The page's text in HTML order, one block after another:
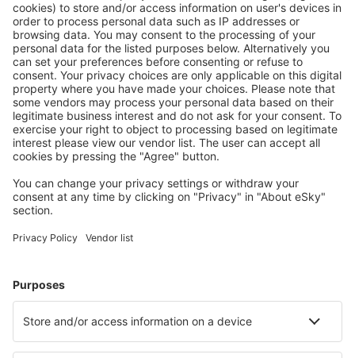
Caută rapid şi uşor
Ofertă adaptată aşteptărilor tale.
Planifică ȋn siguranţă
Rezervare fără griji cu opțiune gratuită de anulare.
Economiseşte mai mult
Prețuri atractive și oferte speciale pentru utilizatorii
conectați.
Cazarea preferată
Cele mai căutate cazări de către utilizatorii eSky